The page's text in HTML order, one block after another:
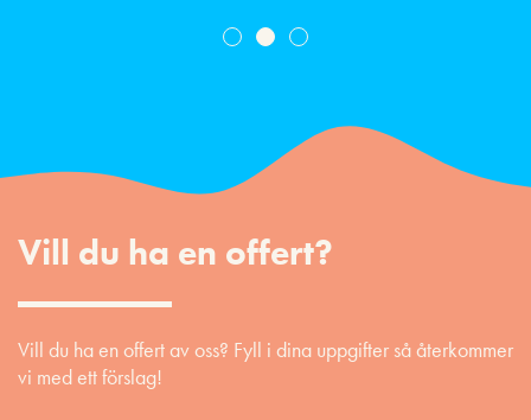
Vill du ha en offert?
Vill du ha en offert av oss? Fyll i dina uppgifter så återkommer
vi med ett förslag!